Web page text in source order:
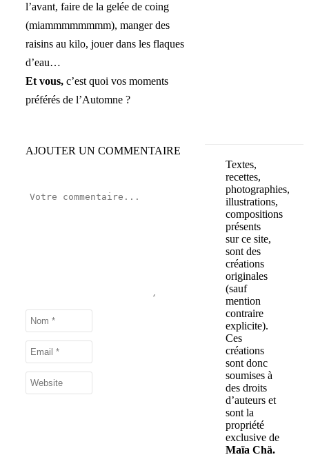
l’avant, faire de la gelée de coing
(miammmmmmmm), manger des
raisins au kilo, jouer dans les flaques
d’eau…
Et vous, c’est quoi vos moments
préférés de l’Automne ?
AJOUTER UN COMMENTAIRE
Textes,
recettes,
photographies,
illustrations,
compositions
présents
sur ce site,
sont des
créations
originales
(sauf
mention
contraire
explicite).
Ces
créations
sont donc
soumises à
des droits
d’auteurs et
sont la
propriété
exclusive de
Maïa Chä.